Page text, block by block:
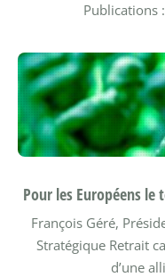
Publications
Pour les Européens
François Géré,
Stratégique Retrait
d’une